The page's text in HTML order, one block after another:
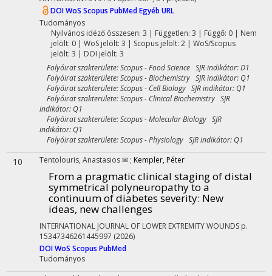
DOIWoS Scopus PubMedEgyéb URL
Tudományos
Nyilvános idéző összesen: 3 | Független: 3 | Függő: 0 | Nem
jelölt: 0 | WoS jelölt: 3 | Scopus jelölt: 2 | WoS/Scopus
jelölt: 3 | DOI jelölt: 3
Folyóirat szakterülete: Scopus - Food Science SJR indikátor: D1
Folyóirat szakterülete: Scopus - Biochemistry SJR indikátor: Q1
Folyóirat szakterülete: Scopus - Cell Biology SJR indikátor: Q1
Folyóirat szakterülete: Scopus - Clinical Biochemistry SJR
indikátor: Q1
Folyóirat szakterülete: Scopus - Molecular Biology SJR
indikátor: Q1
Folyóirat szakterülete: Scopus - Physiology SJR indikátor: Q1
10 Tentolouris, Anastasios ✉ ; Kempler, Péter
From a pragmatic clinical staging of distal
symmetrical polyneuropathy to a
continuum of diabetes severity: New
ideas, new challenges
INTERNATIONAL JOURNAL OF LOWER EXTREMITY WOUNDS p.
15347346261445997 (2026)
DOIWoS Scopus PubMed
Tudományos